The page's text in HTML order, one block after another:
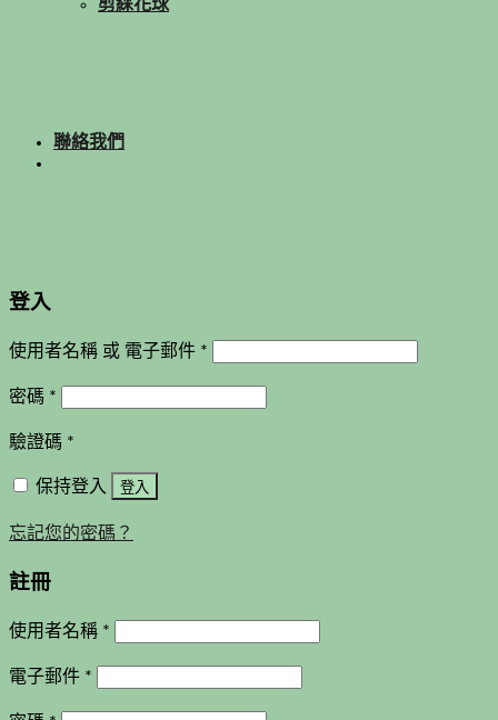
剪綵花球
聯絡我們
登入
使用者名稱 或 電子郵件 *
密碼 *
驗證碼 *
保持登入 登入
忘記您的密碼？
註冊
使用者名稱 *
電子郵件 *